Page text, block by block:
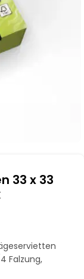
33 x 33
Falzung,